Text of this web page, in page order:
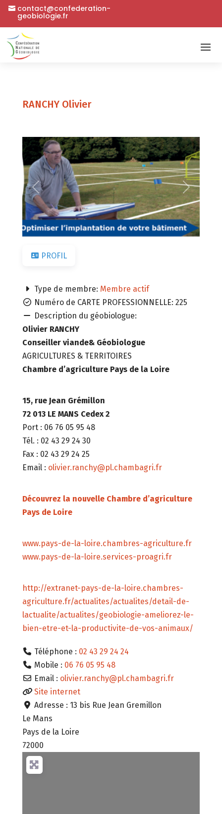
contact@confederation-
geobiologie.fr
RANCHY Olivier
Précédent Suivant
PROFIL
Type de membre: Membre actif
Numéro de CARTE PROFESSIONNELLE: 225
Description du géobiologue:
Olivier RANCHY
Conseiller viande& Géobiologue
AGRICULTURES & TERRITOIRES
Chambre d’agriculture Pays de la Loire
15, rue Jean Grémillon
72 013 LE MANS Cedex 2
Port : 06 76 05 95 48
Tél. : 02 43 29 24 30
Fax : 02 43 29 24 25
Email : olivier.ranchy@pl.chambagri.fr
Découvrez la nouvelle Chambre d’agriculture
Pays de Loire
www.pays-de-la-loire.chambres-agriculture.fr
www.pays-de-la-loire.services-proagri.fr
http://extranet-pays-de-la-loire.chambres-
agriculture.fr/actualites/actualites/detail-de-
lactualite/actualites/geobiologie-ameliorez-le-
bien-etre-et-la-productivite-de-vos-animaux/
Téléphone : 02 43 29 24 24
Mobile : 06 76 05 95 48
Email : olivier.ranchy@pl.chambagri.fr
Site internet
Adresse : 13 bis Rue Jean Gremillon
Le Mans
Pays de la Loire
72000